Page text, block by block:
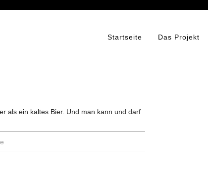
Startseite Das Projekt
als ein kaltes Bier. Und man kann und darf